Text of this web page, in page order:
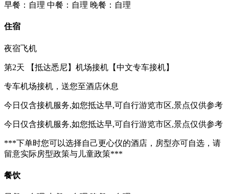
早餐：自理 中餐：自理 晚餐：自理
住宿
夜宿飞机
第2天 【抵达悉尼】机场接机【中文专车接机】
专车机场接机，送您至酒店休息
今日仅含接机服务,如您抵达早,可自行游览市区,景点仅供参考
今日仅含接机服务,如您抵达早,可自行游览市区,景点仅供参考
***下单时您可以选择自己更心仪的酒店，房型亦可自选，请
留意实际房型政策与儿童政策***
餐饮